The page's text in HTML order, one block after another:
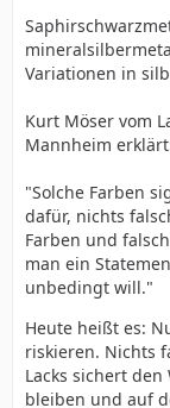
Variationen in
Kurt Möser vom
Mannheim
"Solche Farben
dafür, nichts
Farben und
man ein
unbedingt will."
Heute heißt es:
riskieren. Nichts
Lacks sichert
bleiben und auf